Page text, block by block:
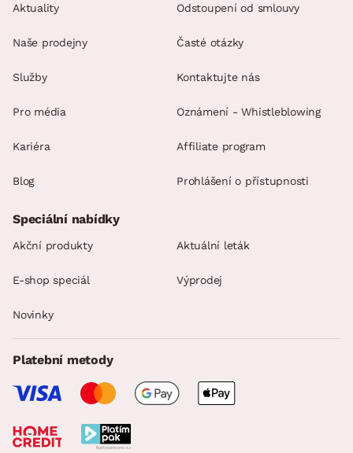
Aktuality
Naše prodejny
Služby
Pro média
Kariéra
Blog
Odstoupení od smlouvy
Časté otázky
Kontaktujte nás
Oznámení - Whistleblowing
Affiliate program
Prohlášení o přístupnosti
Speciální nabídky
Akční produkty Aktuální leták
E-shop speciál Výprodej
Novinky
Platební metody